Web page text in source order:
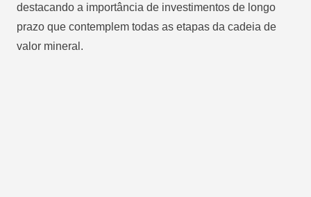
destacando a importância de investimentos de longo
prazo que contemplem todas as etapas da cadeia de
valor mineral.